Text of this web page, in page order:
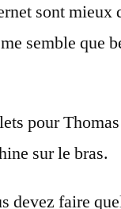
sont mieux
semble que
pour
sur le bras.
devez faire